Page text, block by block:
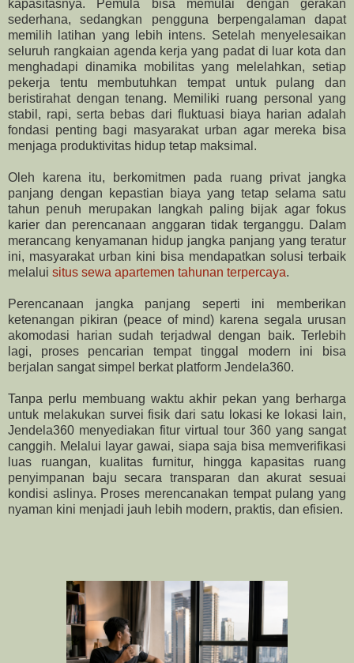
kapasitasnya. Pemula bisa memulai dengan gerakan
sederhana, sedangkan pengguna berpengalaman dapat
memilih latihan yang lebih intens. Setelah menyelesaikan
seluruh rangkaian agenda kerja yang padat di luar kota dan
menghadapi dinamika mobilitas yang melelahkan, setiap
pekerja tentu membutuhkan tempat untuk pulang dan
beristirahat dengan tenang. Memiliki ruang personal yang
stabil, rapi, serta bebas dari fluktuasi biaya harian adalah
fondasi penting bagi masyarakat urban agar mereka bisa
menjaga produktivitas hidup tetap maksimal.
Oleh karena itu, berkomitmen pada ruang privat jangka
panjang dengan kepastian biaya yang tetap selama satu
tahun penuh merupakan langkah paling bijak agar fokus
karier dan perencanaan anggaran tidak terganggu. Dalam
merancang kenyamanan hidup jangka panjang yang teratur
ini, masyarakat urban kini bisa mendapatkan solusi terbaik
melalui situs sewa apartemen tahunan terpercaya.
Perencanaan jangka panjang seperti ini memberikan
ketenangan pikiran (peace of mind) karena segala urusan
akomodasi harian sudah terjadwal dengan baik. Terlebih
lagi, proses pencarian tempat tinggal modern ini bisa
berjalan sangat simpel berkat platform Jendela360.
Tanpa perlu membuang waktu akhir pekan yang berharga
untuk melakukan survei fisik dari satu lokasi ke lokasi lain,
Jendela360 menyediakan fitur virtual tour 360 yang sangat
canggih. Melalui layar gawai, siapa saja bisa memverifikasi
luas ruangan, kualitas furnitur, hingga kapasitas ruang
penyimpanan baju secara transparan dan akurat sesuai
kondisi aslinya. Proses merencanakan tempat pulang yang
nyaman kini menjadi jauh lebih modern, praktis, dan efisien.